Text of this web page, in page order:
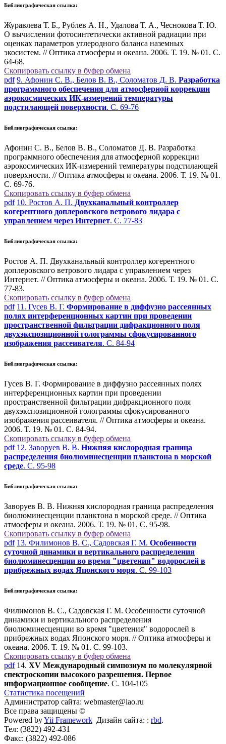
Библиографическая ссылка:
Журавлева Т. Б., Рублев А. Н., Удалова Т. А., Чеснокова Т. Ю.
О вычислении фотосинтетически активной радиации при
оценках параметров углеродного баланса наземных
экосистем. // Оптика атмосферы и океана. 2006. Т. 19. № 01. С.
64-68.
Скопировать ссылку в буфер обмена
pdf 9. Афонин С. В., Белов В. В., Соломатов Д. В. Разработка
программного обеспечения для атмосферной коррекции
аэрокосмических ИК-измерений температуры
подстилающей поверхности. С. 69-76
Библиографическая ссылка:
Афонин С. В., Белов В. В., Соломатов Д. В. Разработка
программного обеспечения для атмосферной коррекции
аэрокосмических ИК-измерений температуры подстилающей
поверхности. // Оптика атмосферы и океана. 2006. Т. 19. № 01.
С. 69-76.
Скопировать ссылку в буфер обмена
pdf 10. Ростов А. П. Двухканальный контроллер
когерентного доплеровского ветрового лидара с
управлением через Интернет. С. 77-83
Библиографическая ссылка:
Ростов А. П. Двухканальный контроллер когерентного
доплеровского ветрового лидара с управлением через
Интернет. // Оптика атмосферы и океана. 2006. Т. 19. № 01. С.
77-83.
Скопировать ссылку в буфер обмена
pdf 11. Гусев В. Г. Формирование в диффузно рассеянных
полях интерференционных картин при проведении
пространственной фильтрации дифракционного поля
двухэкспозиционной голограммы сфокусированного
изображения рассеивателя. С. 84-94
Библиографическая ссылка:
Гусев В. Г. Формирование в диффузно рассеянных полях
интерференционных картин при проведении
пространственной фильтрации дифракционного поля
двухэкспозиционной голограммы сфокусированного
изображения рассеивателя. // Оптика атмосферы и океана.
2006. Т. 19. № 01. С. 84-94.
Скопировать ссылку в буфер обмена
pdf 12. Заворуев В. В. Нижняя кислородная граница
распределения биолюминесценции планктона в морской
среде. С. 95-98
Библиографическая ссылка:
Заворуев В. В. Нижняя кислородная граница распределения
биолюминесценции планктона в морской среде. // Оптика
атмосферы и океана. 2006. Т. 19. № 01. С. 95-98.
Скопировать ссылку в буфер обмена
pdf 13. Филимонов В. С., Садовская Г. М. Особенности
суточной динамики и вертикального распределения
биолюминесценции во время "цветения" водорослей в
прибрежных водах Японского моря. С. 99-103
Библиографическая ссылка:
Филимонов В. С., Садовская Г. М. Особенности суточной
динамики и вертикального распределения
биолюминесценции во время "цветения" водорослей в
прибрежных водах Японского моря. // Оптика атмосферы и
океана. 2006. Т. 19. № 01. С. 99-103.
Скопировать ссылку в буфер обмена
pdf 14. XV Международный симпозиум по молекулярной
спектроскопии высокого разрешения. Первое
информационное сообщение. С. 104-105
Статистика посещений
Администратор сайта: webmaster@iao.ru
Все права защищены ©
Powered byYii Framework Дизайн сайта: : rbd.
Тел: (3822) 492-431
Факс: (3822) 492-086